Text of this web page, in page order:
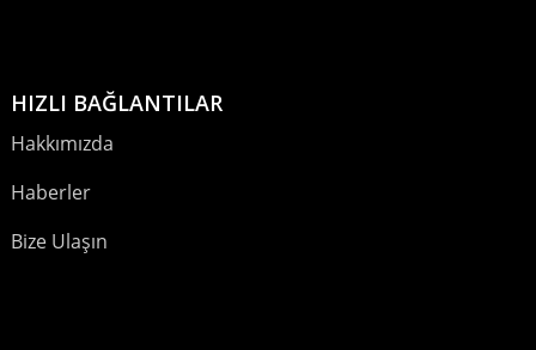
HIZLI BAĞLANTILAR
Hakkımızda
Haberler
Bize Ulaşın